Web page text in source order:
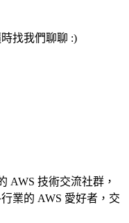
找我們聊聊 :)
AWS 技術交流社群，
業的 AWS 愛好者，交